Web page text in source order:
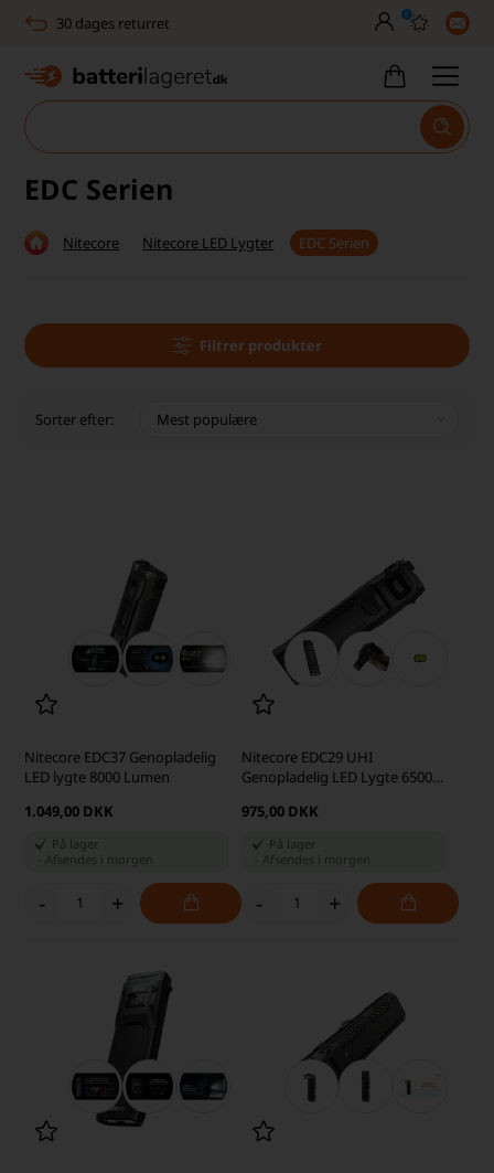
30 dages returret
Tlf. er lukket uge 27-32
Dag-til-dag levering
Fri fragt over 499,-
Dansk lager
Tlf. er lukket uge 27-32
0
EDC Serien
Nitecore Nitecore LED Lygter EDC Serien
Filtrer produkter
Sorter efter:
Nitecore EDC37 Genopladelig
LED lygte 8000 Lumen
1.049,00 DKK
På lager
Afsendes i morgen
- +
Nitecore EDC29 UHI
Genopladelig LED Lygte 6500
975,00 DKK
På lager
Afsendes i morgen
- +